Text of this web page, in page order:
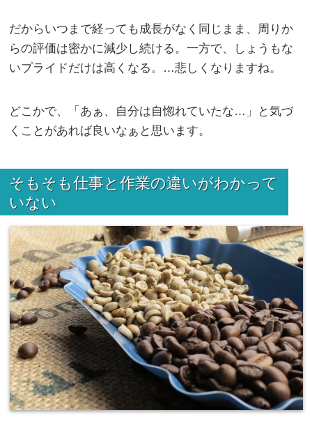
だからいつまで経っても成長がなく同じまま、周りか
らの評価は密かに減少し続ける。一方で、しょうもな
いプライドだけは高くなる。…悲しくなりますね。
どこかで、「あぁ、自分は自惚れていたな…」と気づ
くことがあれば良いなぁと思います。
そもそも仕事と作業の違いがわかって
いない